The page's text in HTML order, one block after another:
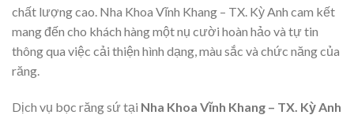
chất lượng cao. Nha Khoa Vĩnh Khang – TX. Kỳ Anh cam kết
mang đến cho khách hàng một nụ cười hoàn hảo và tự tin
thông qua việc cải thiện hình dạng, màu sắc và chức năng của
răng.
Dịch vụ bọc răng sứ tại Nha Khoa Vĩnh Khang – TX. Kỳ Anh